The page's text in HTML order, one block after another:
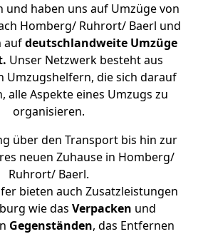
und haben uns auf Umzüge von
Homberg/ Ruhrort/ Baerl und
aufdeutschlandweite Umzüge
Unser Netzwerk besteht aus
Umzugshelfern, die sich darauf
alle Aspekte eines Umzugs zu
organisieren.
über den Transport bis hin zur
neuen Zuhause in Homberg/
Ruhrort/ Baerl.
bieten auch Zusatzleistungen
wie das Verpacken und
Gegenständen, das Entfernen